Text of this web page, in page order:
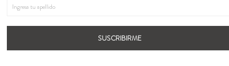
SUSCRIBIRME
QUIENES SOMOS